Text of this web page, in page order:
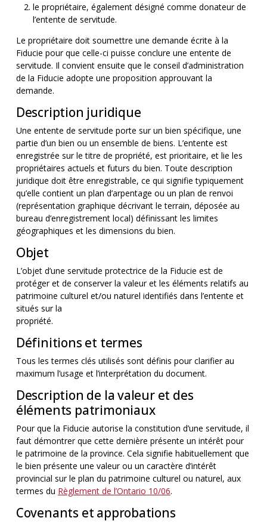
le propriétaire, également désigné comme donateur de
l’entente de servitude.
Le propriétaire doit soumettre une demande écrite à la
Fiducie pour que celle-ci puisse conclure une entente de
servitude. Il convient ensuite que le conseil d’administration
de la Fiducie adopte une proposition approuvant la
demande.
Description juridique
Une entente de servitude porte sur un bien spécifique, une
partie d’un bien ou un ensemble de biens. L’entente est
enregistrée sur le titre de propriété, est prioritaire, et lie les
propriétaires actuels et futurs du bien. Toute description
juridique doit être enregistrable, ce qui signifie typiquement
qu’elle contient un plan d’arpentage ou un plan de renvoi
(représentation graphique décrivant le terrain, déposée au
bureau d’enregistrement local) définissant les limites
géographiques et les dimensions du bien.
Objet
L’objet d’une servitude protectrice de la Fiducie est de
protéger et de conserver la valeur et les éléments relatifs au
patrimoine culturel et/ou naturel identifiés dans l’entente et
situés sur la
propriété.
Définitions et termes
Tous les termes clés utilisés sont définis pour clarifier au
maximum l’usage et l’interprétation du document.
Description de la valeur et des
éléments patrimoniaux
Pour que la Fiducie autorise la constitution d’une servitude, il
faut démontrer que cette dernière présente un intérêt pour
le patrimoine de la province. Cela signifie habituellement que
le bien présente une valeur ou un caractère d’intérêt
provincial sur le plan du patrimoine culturel ou naturel, aux
termes du Règlement de l’Ontario 10/06.
Covenants et approbations